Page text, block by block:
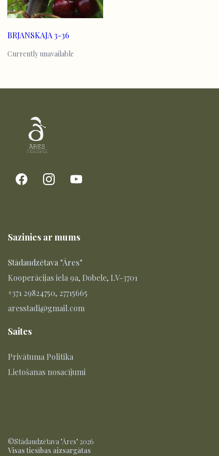
BRJANSKAJA 3-36
Currently unavailable
Sazinies ar mums
Stādaudzētava "Āres"
Kooperācijas iela 9a, Dobele, LV-3701
+371 29824750, 27715665
aresstadi@gmail.com
Saites
Privātuma Politika
Lietošanas nosacījumi
©Stādaudzētava "Āres" 2026
Visas tiesības aizsargātas